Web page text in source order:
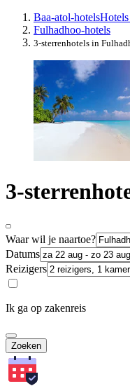
Baa-atol-hotels
Fulhadhoo-hotels
3-sterrenhotels in
3-
Waar wil je naartoe?
Datums
Reizigers
Ik ga op zakenreis
Zoeken